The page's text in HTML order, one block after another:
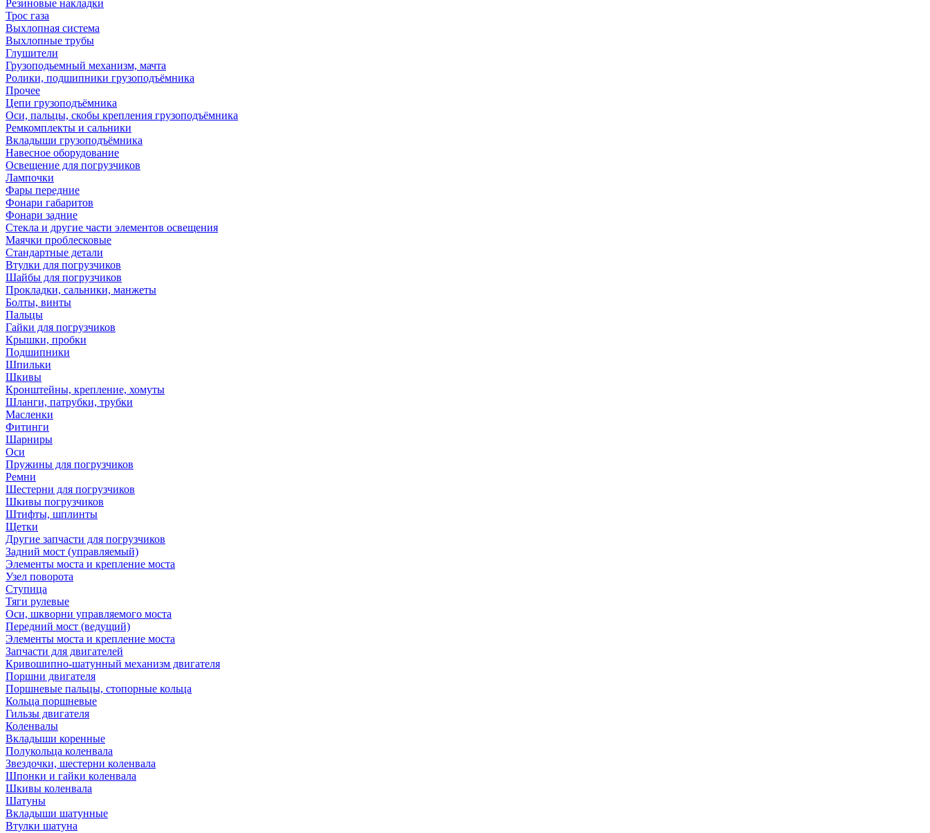
Резиновые накладки
Трос газа
Выхлопная система
Выхлопные трубы
Глушители
Грузоподьемный механизм, мачта
Ролики, подшипники грузоподъёмника
Прочее
Цепи грузоподъёмника
Оси, пальцы, скобы крепления грузоподъёмника
Ремкомплекты и сальники
Вкладыши грузоподъёмника
Навесное оборудование
Освещение для погрузчиков
Лампочки
Фары передние
Фонари габаритов
Фонари задние
Стекла и другие части элементов освещения
Маячки проблесковые
Стандартные детали
Втулки для погрузчиков
Шайбы для погрузчиков
Прокладки, сальники, манжеты
Болты, винты
Пальцы
Гайки для погрузчиков
Крышки, пробки
Подшипники
Шпильки
Шкивы
Кронштейны, крепление, хомуты
Шланги, патрубки, трубки
Масленки
Фитинги
Шарниры
Оси
Пружины для погрузчиков
Ремни
Шестерни для погрузчиков
Шкивы погрузчиков
Штифты, шплинты
Щетки
Другие запчасти для погрузчиков
Задний мост (управляемый)
Элементы моста и крепление моста
Узел поворота
Ступица
Тяги рулевые
Оси, шкворни управляемого моста
Передний мост (ведущий)
Элементы моста и крепление моста
Запчасти для двигателей
Кривошипно-шатунный механизм двигателя
Поршни двигателя
Поршневые пальцы, стопорные кольца
Кольца поршневые
Гильзы двигателя
Коленвалы
Вкладыши коренные
Полукольца коленвала
Звездочки, шестерни коленвала
Шпонки и гайки коленвала
Шкивы коленвала
Шатуны
Вкладыши шатунные
Втулки шатуна